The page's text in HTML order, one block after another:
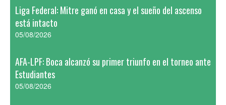
Liga Federal: Mitre ganó en casa y el sueño del ascenso
está intacto
05/08/2026
AFA-LPF: Boca alcanzó su primer triunfo en el torneo ante
Estudiantes
05/08/2026